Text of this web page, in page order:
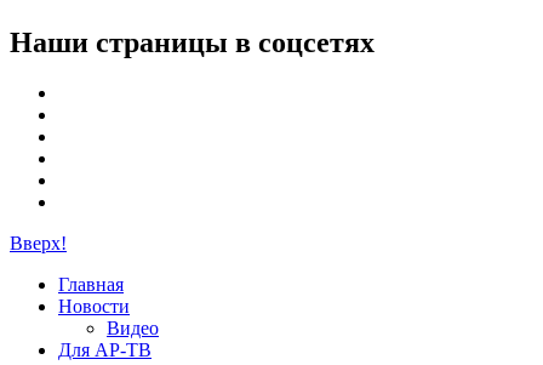
Наши страницы в соцсетях
Вверх!
Главная
Новости
Видео
Для АР-ТВ